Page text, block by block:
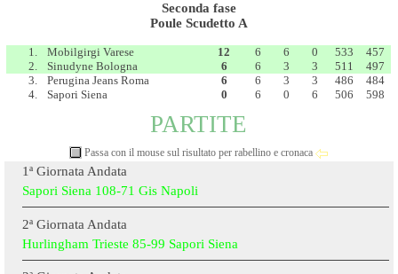
Seconda fase
Poule Scudetto A
1.
Mobilgirgi Varese 12 6 6 0 533
457
2.
Sinudyne Bologna 6 6 3 3 511
497
3.
Perugina Jeans Roma 6 6 3 3 486
484
4.
Sapori Siena 0 6 0 6 506 598
PARTITE
Passa con il mouse sul risultato per rabellino e cronaca
1ª Giornata Andata
Sapori Siena 108-71 Gis Napoli
2ª Giornata Andata
Hurlingham Trieste 85-99 Sapori Siena